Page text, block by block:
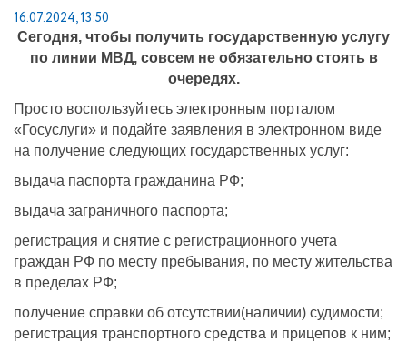
16.07.2024, 13:50
Сегодня, чтобы получить государственную услугу
по линии МВД, совсем не обязательно стоять в
очередях.
Просто воспользуйтесь электронным порталом
«Госуслуги» и подайте заявления в электронном виде
на получение следующих государственных услуг:
выдача паспорта гражданина РФ;
выдача заграничного паспорта;
регистрация и снятие с регистрационного учета
граждан РФ по месту пребывания, по месту жительства
в пределах РФ;
получение справки об отсутствии(наличии) судимости;
регистрация транспортного средства и прицепов к ним;